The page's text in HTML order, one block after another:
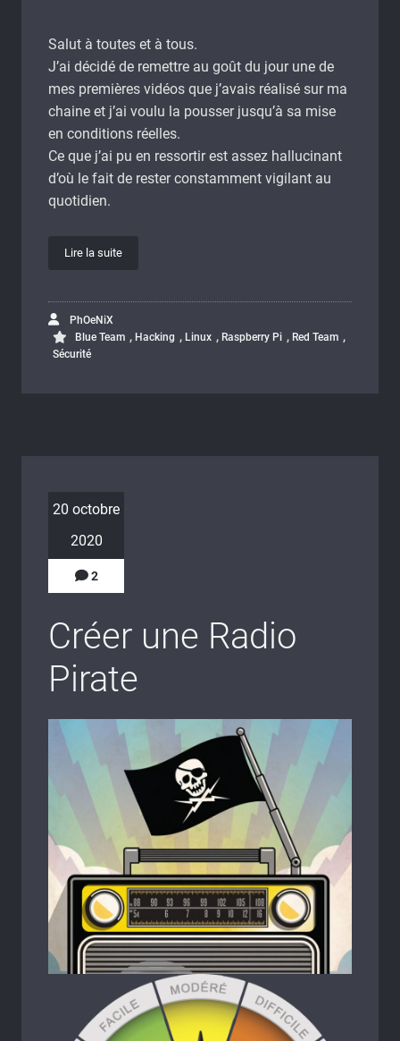
Salut à toutes et à tous.
J’ai décidé de remettre au goût du jour une de
mes premières vidéos que j’avais réalisé sur ma
chaine et j’ai voulu la pousser jusqu’à sa mise
en conditions réelles.
Ce que j’ai pu en ressortir est assez hallucinant
d’où le fait de rester constamment vigilant au
quotidien.
Lire la suite
PhOeNiX
Blue Team , Hacking , Linux , Raspberry Pi , Red Team ,
Sécurité
20 octobre
2020
2
Créer une Radio
Pirate